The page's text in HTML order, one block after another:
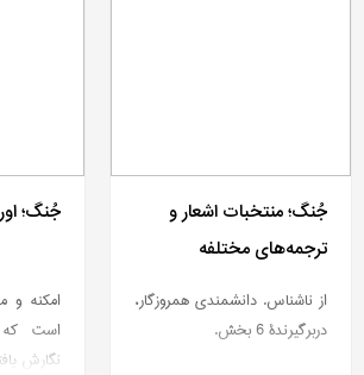
جُنگ؛ منتخبات اشعار و
ترجمه‌های مختلفه
از ناشناس. دانشمندی همروزگار،
دربرگیرندۀ 6 بخش.
جُنگ؛
امکنه و
است
نگارش